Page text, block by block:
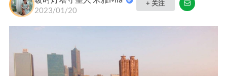
2023/01/20
+ 关注